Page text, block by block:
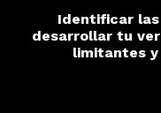
Identificar
desarrollar tu
limitantes y